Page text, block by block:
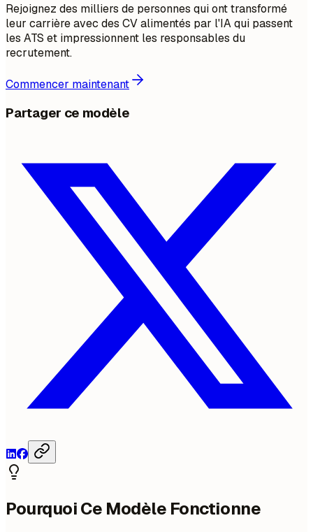
Rejoignez des milliers de personnes qui ont transformé
leur carrière avec des CV alimentés par l'IA qui passent
les ATS et impressionnent les responsables du
recrutement.
Commencer maintenant
Partager ce modèle
Pourquoi Ce Modèle Fonctionne